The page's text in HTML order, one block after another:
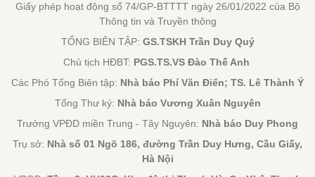
Giấy phép hoạt động số 74/GP-BTTTT ngày 26/01/2022 của Bộ
Thông tin và Truyền thông
TỔNG BIÊN TẬP: GS.TSKH Trần Duy Quý
Chủ tịch HĐBT: PGS.TS.VS Đào Thế Anh
Các Phó Tổng Biên tập: Nhà báo Phí Văn Điển; TS. Lê Thành Ý
Tổng Thư ký: Nhà báo Vương Xuân Nguyên
Trưởng VPĐD miền Trung - Tây Nguyên: Nhà báo Duy Phong
Trụ sở: Nhà số 01 Ngõ 186, đường Trần Duy Hưng, Cầu Giấy,
Hà Nội